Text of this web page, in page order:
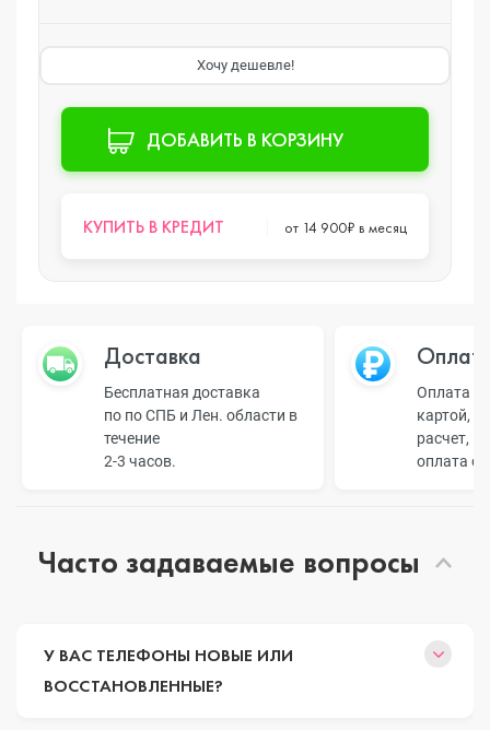
Хочу дешевле!
ДОБАВИТЬ В КОРЗИНУ
КУПИТЬ В КРЕДИТ от 14 900₽ в месяц
Доставка
Бесплатная доставка
по по СПБ и Лен. области в
течение
2-3 часов.
Оплата
картой,
расчет,
оплата
Часто задаваемые вопросы
У ВАС ТЕЛЕФОНЫ НОВЫЕ ИЛИ
ВОССТАНОВЛЕННЫЕ?